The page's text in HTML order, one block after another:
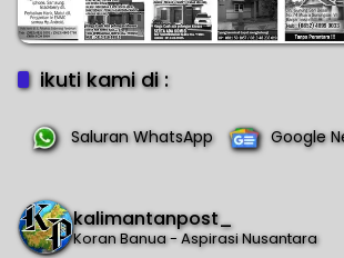
ikuti kami di :
Saluran WhatsApp Google
kalimantanpost_
Koran Banua - Aspirasi Nusantara